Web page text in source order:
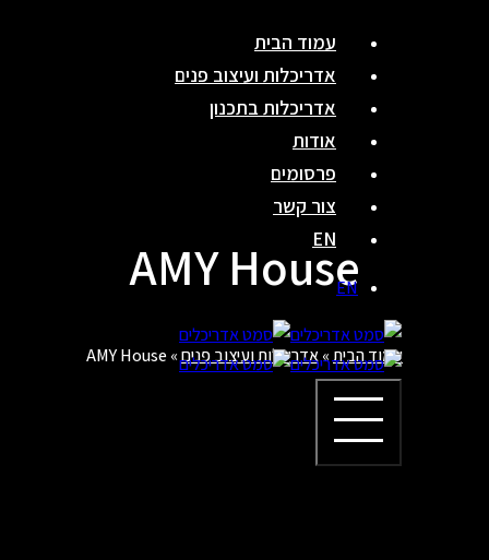
עמוד הבית
אדריכלות ועיצוב פנים
אדריכלות בתכנון
אודות
פרסומים
צור קשר
EN
EN
AMY House
עמוד הבית»אדריכלות ועיצוב פנים»
AMY House